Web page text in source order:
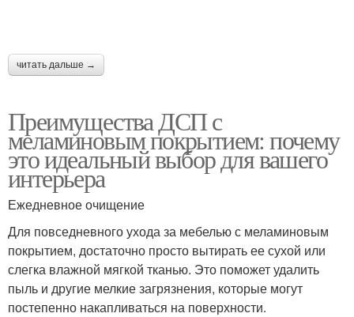
читать дальше →
Преимущества ДСП с
меламиновым покрытием: почему
это идеальный выбор для вашего
интерьера
Ежедневное очищение
Для повседневного ухода за мебелью с меламиновым
покрытием, достаточно просто вытирать ее сухой или
слегка влажной мягкой тканью. Это поможет удалить
пыль и другие мелкие загрязнения, которые могут
постепенно накапливаться на поверхности.